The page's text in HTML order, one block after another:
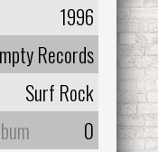
1996
Records
Surf Rock
0